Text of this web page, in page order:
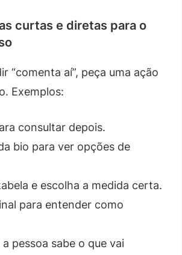
curtas e diretas para o
“comenta aí”, peça uma ação
Exemplos:
consultar depois.
bio para ver opções de
e escolha a medida certa.
para entender como
pessoa sabe o que vai